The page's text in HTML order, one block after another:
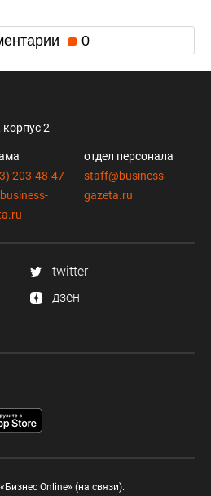
0
2
203-48-47
отдел персонала
staff@business-
gazeta.ru
twitter
дзен
Online» (на связи).